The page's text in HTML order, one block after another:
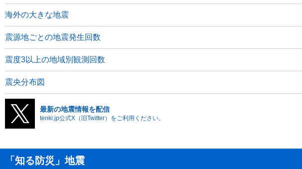
海外の大きな地震
震源地ごとの地震発生回数
震度3以上の地域別観測回数
震央分布図
最新の地震情報を配信
tenki.jp公式X（旧Twitter）をご利用ください。
「知る防災」地震